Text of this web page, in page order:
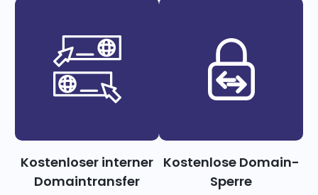
Kostenloser interner
Domaintransfer
Kostenlose Domain-
Sperre